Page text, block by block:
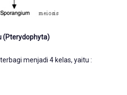
(Pterydophyta)
menjadi 4 kelas, yaitu :